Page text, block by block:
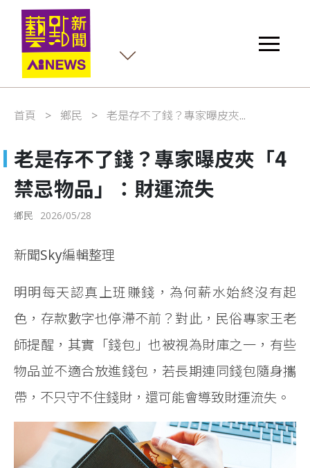
首頁 鄉民 老是存不了錢？專家曝皮夾...
老是存不了錢？專家曝皮夾「4
禁忌物品」：財運流失
鄉民 2026/05/28
新聞Sky編輯整理
明明每天認真上班賺錢，為何薪水始終沒有起
色，存款數字也停滯不前？對此，民俗專家王老
師提醒，其實「錢包」也被視為財庫之一，有些
物品並不適合放進錢包，若長期連同錢包隨身攜
帶，不只守不住錢財，還可能會導致財運流失。